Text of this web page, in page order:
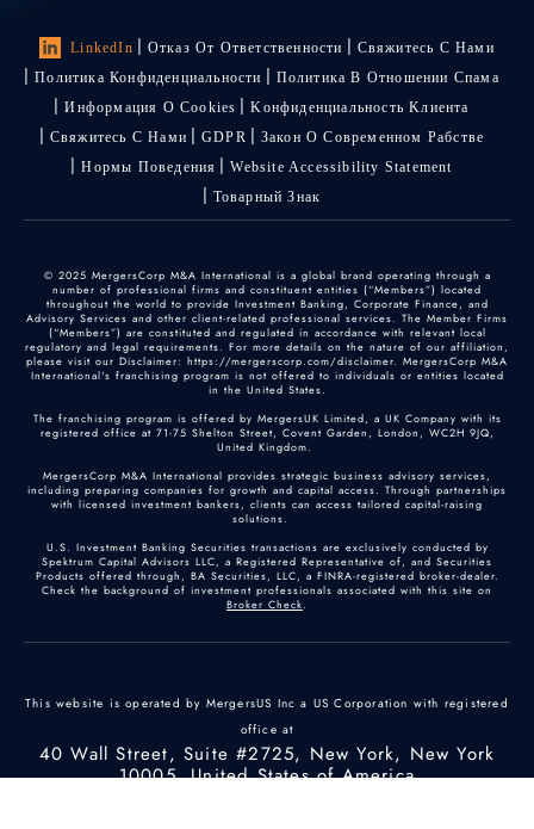
LinkedIn Отказ От Ответственности
Свяжитесь С Нами
Политика Конфиденциальности
Политика В Отношении Спама
Информация О Cookies
Kонфиденциальность Kлиента
Свяжитесь С Нами
GDPR
Закон О Современном Рабстве
Нормы Поведения
Website Accessibility Statement
Товарный Знак
© 2025 MergersCorp M&A International is a global brand operating through a
number of professional firms and constituent entities (“Members”) located
throughout the world to provide Investment Banking, Corporate Finance, and
Advisory Services and other client-related professional services. The Member Firms
(“Members”) are constituted and regulated in accordance with relevant local
regulatory and legal requirements. For more details on the nature of our affiliation,
please visit our Disclaimer: https://mergerscorp.com/disclaimer. MergersCorp M&A
International's franchising program is not offered to individuals or entities located
in the United States.
The franchising program is offered by MergersUK Limited, a UK Company with its
registered office at 71-75 Shelton Street, Covent Garden, London, WC2H 9JQ,
United Kingdom.
MergersCorp M&A International provides strategic business advisory services,
including preparing companies for growth and capital access. Through partnerships
with licensed investment bankers, clients can access tailored capital-raising
solutions.
U.S. Investment Banking Securities transactions are exclusively conducted by
Spektrum Capital Advisors LLC, a Registered Representative of, and Securities
Products offered through, BA Securities, LLC, a FINRA-registered broker-dealer.
Check the background of investment professionals associated with this site on
Broker Check.
This website is operated by MergersUS Inc a US Corporation with registered
office at
40 Wall Street, Suite #2725, New York, New York
10005, United States of America